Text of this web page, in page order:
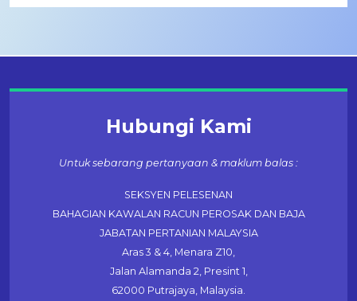
Hubungi Kami
Untuk sebarang pertanyaan & maklum balas :
SEKSYEN PELESENAN
BAHAGIAN KAWALAN RACUN PEROSAK DAN BAJA
JABATAN PERTANIAN MALAYSIA
Aras 3 & 4, Menara Z10,
Jalan Alamanda 2, Presint 1,
62000 Putrajaya, Malaysia.